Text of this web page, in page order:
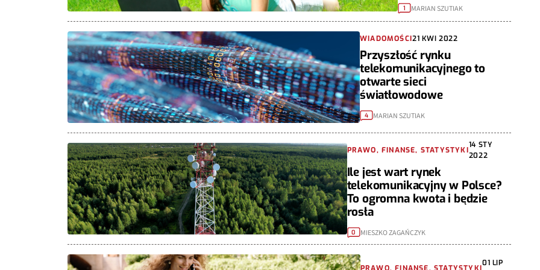
1 MARIAN SZUTIAK
WIADOMOŚCI21 KWI 2022
Przyszłość rynku
telekomunikacyjnego to
otwarte sieci
światłowodowe
4 MARIAN SZUTIAK
PRAWO, FINANSE, STATYSTYKI
14 STY
2022
Ile jest wart rynek
telekomunikacyjny w Polsce?
To ogromna kwota i będzie
rosła
0 MIESZKO ZAGAŃCZYK
01 LIP